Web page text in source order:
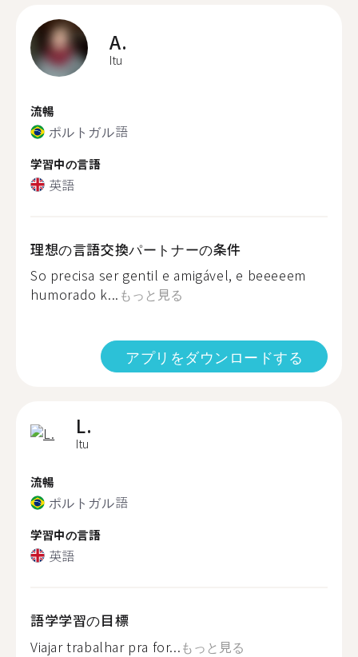
A.
Itu
流暢
ポルトガル語
学習中の言語
英語
理想の言語交換パートナーの条件
So precisa ser gentil e amigável, e beeeeem
humorado k... もっと見る
アプリをダウンロードする
L.
Itu
流暢
ポルトガル語
学習中の言語
英語
語学学習の目標
Viajar trabalhar pra for...もっと見る